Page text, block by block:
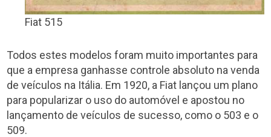
Fiat 515
Todos estes modelos foram muito importantes para
que a empresa ganhasse controle absoluto na venda
de veículos na Itália. Em 1920, a Fiat lançou um plano
para popularizar o uso do automóvel e apostou no
lançamento de veículos de sucesso, como o 503 e o
509.